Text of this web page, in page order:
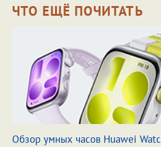
ЧТО ЕЩЁ ПОЧИТАТЬ
Обзор умных часов Huawei